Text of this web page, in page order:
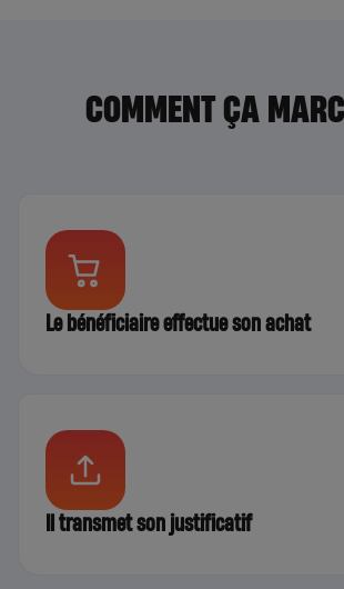
COMMENT ÇA
Le bénéficiaire effectue son achat
Il transmet son justificatif